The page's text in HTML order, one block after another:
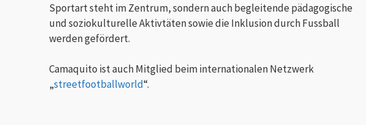
Sportart steht im Zentrum, sondern auch begleitende pädagogische
und soziokulturelle Aktivtäten sowie die Inklusion durch Fussball
werden gefördert.
Camaquito ist auch Mitglied beim internationalen Netzwerk
„streetfootballworld“.